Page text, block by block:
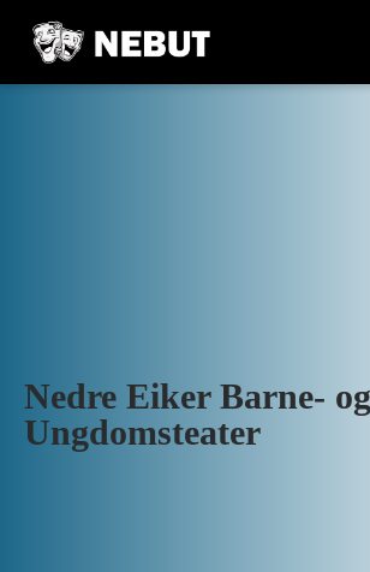
Nedre Eiker Barne- og
Ungdomsteater